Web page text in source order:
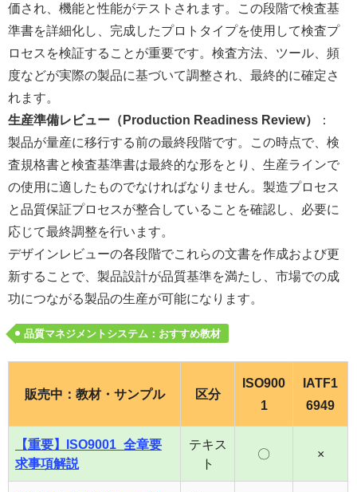
価され、機能と性能がテストされます。この段階で検査基
準書を詳細化し、完成したプロトタイプを使用して検査プ
ロセスを検証することが重要です。検査方法、ツール、頻
度などが実際の製品に基づいて調整され、最終的に確定さ
れます。
生産準備レビュー（Production Readiness Review）
：
製品が量産に移行する前の最終段階です。この時点で、検
査規格書と検査基準書は最終的な形をとり、生産ラインで
の使用に適したものでなければなりません。製造プロセス
と品質保証プロセスが整合していることを確認し、必要に
応じて最終調整を行います。
デザインレビューの各段階でこれらの文書を作成および更
新することで、製品設計が品質基準を満たし、市場での成
功につながる製品の生産が可能になります。
品質マネジメントシステム：おすすめ教材
販売中：教材・サンプル 区分
ISO900
1
IATF1
6949
【重要】ISO9001_全章要
求事項解説
テキス
ト
〇 ×